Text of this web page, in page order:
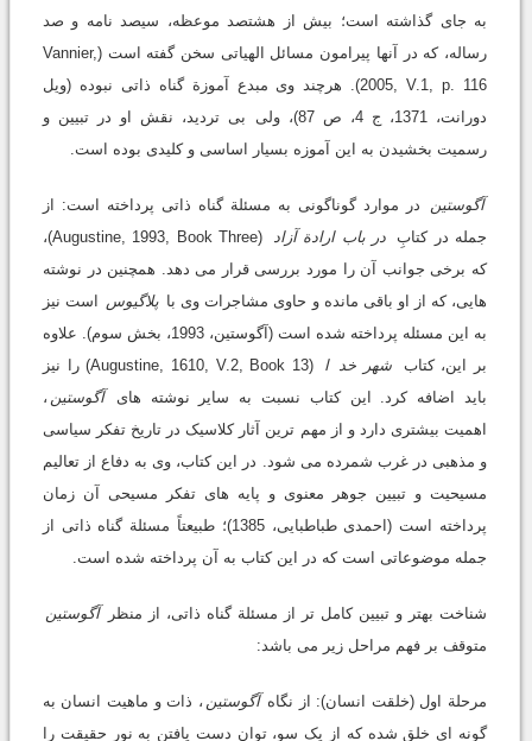
به جای گذاشته است؛ بیش از هشتصد موعظه، سیصد نامه و صد
رساله، که در آنها پیرامون مسائل الهیاتی سخن گفته است (Vannier,
2005, V.1, p. 116). هرچند وی مبدع آموزة گناه ذاتی نبوده (ویل
دورانت، 1371، ج 4، ص 87)، ولی بی تردید، نقش او در تبیین و
رسمیت بخشیدن به این آموزه بسیار اساسی و کلیدی بوده است.
آگوستین
در موارد گوناگونی به مسئلة گناه ذاتی پرداخته است: از
جمله در کتابِ در باب ارادة آزاد
(Augustine, 1993, Book Three)،
که برخی جوانب آن را مورد بررسی قرار می دهد. همچنین در نوشته
هایی، که از او باقی مانده و حاوی مشاجرات وی با پلاگیوس
است نیز
به این مسئله پرداخته شده است (آگوستین، 1993، بخش سوم). علاوه
بر این، کتاب
شهر خد ا
(Augustine, 1610, V.2, Book 13) را نیز
باید اضافه کرد. این کتاب نسبت به سایر نوشته های
آگوستین ،
اهمیت بیشتری دارد و از مهم ترین آثار کلاسیک در تاریخ تفکر سیاسی
و مذهبی در غرب شمرده می شود. در این کتاب، وی به دفاع از تعالیم
مسیحیت و تبیین جوهر معنوی و پایه های تفکر مسیحی آن زمان
پرداخته است (احمدی طباطبایی، 1385)؛ طبیعتاً مسئلة گناه ذاتی از
جمله موضوعاتی است که در این کتاب به آن پرداخته شده است.
شناخت بهتر و تبیین کامل تر از مسئلة گناه ذاتی، از منظر
آگوستین
متوقف بر فهم مراحل زیر می باشد:
مرحلة اول (خلقت انسان): از نگاه آگوستین ، ذات و ماهیت انسان به
گونه ای خلق شده که از یک سو، توان دست یافتن به نور حقیقت را